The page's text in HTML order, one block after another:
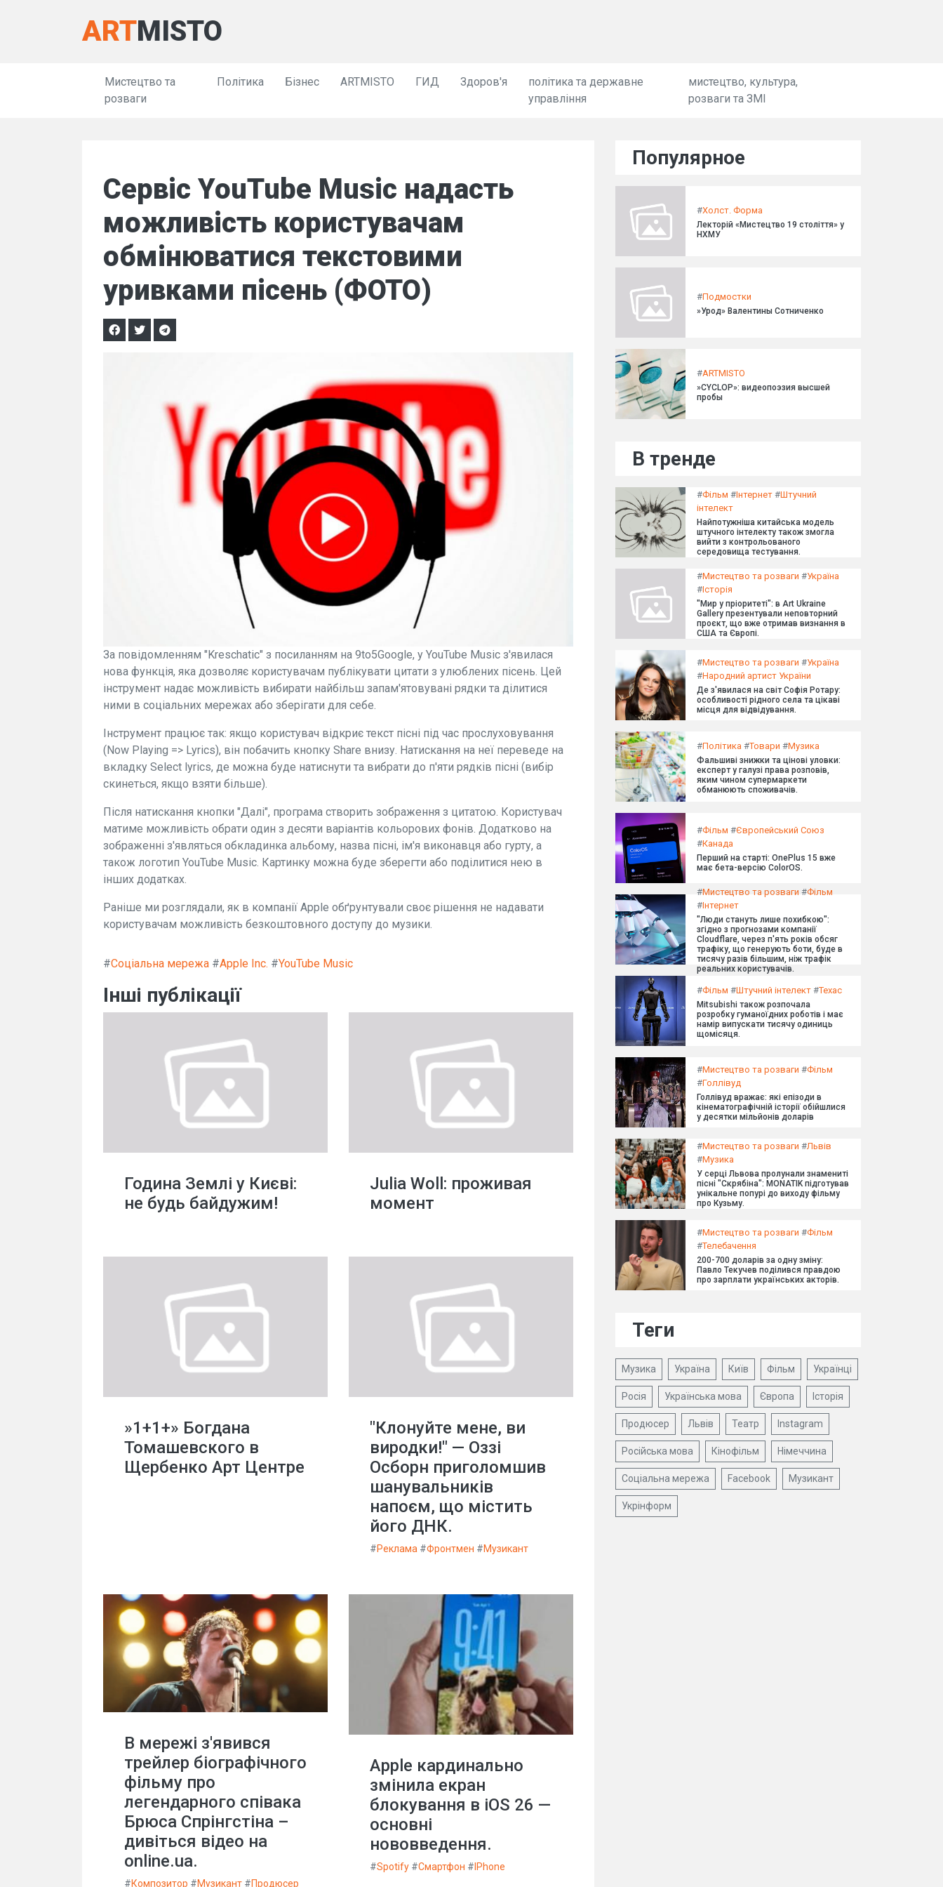
ARTMISTO
Мистецтво та
розваги
Політика Бізнес ARTMISTO ГИД Здоров'я
політика та державне
управління
мистецтво, культура,
розваги та ЗМІ
Сервіс YouTube Music надасть
можливість користувачам
обмінюватися текстовими
уривками пісень (ФОТО)
За повідомленням "Kreschatic" з посиланням на 9to5Google, у YouTube Music з'явилася
нова функція, яка дозволяє користувачам публікувати цитати з улюблених пісень. Цей
інструмент надає можливість вибирати найбільш запам'ятовувані рядки та ділитися
ними в соціальних мережах або зберігати для себе.
Інструмент працює так: якщо користувач відкриє текст пісні під час прослуховування
(Now Playing => Lyrics), він побачить кнопку Share внизу. Натискання на неї переведе на
вкладку Select lyrics, де можна буде натиснути та вибрати до п'яти рядків пісні (вибір
скинеться, якщо взяти більше).
Після натискання кнопки "Далі", програма створить зображення з цитатою. Користувач
матиме можливість обрати один з десяти варіантів кольорових фонів. Додатково на
зображенні з'являться обкладинка альбому, назва пісні, ім'я виконавця або гурту, а
також логотип YouTube Music. Картинку можна буде зберегти або поділитися нею в
інших додатках.
Раніше ми розглядали, як в компанії Apple обґрунтували своє рішення не надавати
користувачам можливість безкоштовного доступу до музики.
#Соціальна мережа #Apple Inc. #YouTube Music
Інші публікації
Година Землі у Києві:
не будь байдужим!
Julia Woll: проживая
момент
»1+1+» Богдана
Томашевского в
Щербенко Арт Центре
"Клонуйте мене, ви
виродки!" — Оззі
Осборн приголомшив
шанувальників
напоєм, що містить
його ДНК.
#Реклама #Фронтмен #Музикант
В мережі з'явився
трейлер біографічного
фільму про
легендарного співака
Брюса Спрінгстіна –
дивіться відео на
online.ua.
#Композитор #Музикант #Продюсер
Apple кардинально
змінила екран
блокування в iOS 26 —
основні
нововведення.
#Spotify #Смартфон # IPhone
Популярное
#Холст. Форма
Лекторій «Мистецтво 19 століття» у
НХМУ
#Подмостки
»Урод» Валентины Сотниченко
#ARTMISTO
»CYCLOP»: видеопоэзия высшей
пробы
В тренде
#Фільм #Інтернет #Штучний
інтелект
Найпотужніша китайська модель
штучного інтелекту також змогла
вийти з контрольованого
середовища тестування.
#Мистецтво та розваги #Україна
#Історія
"Мир у пріоритеті": в Art Ukraine
Gallery презентували неповторний
проєкт, що вже отримав визнання в
США та Європі.
#Мистецтво та розваги #Україна
#Народний артист України
Де з'явилася на світ Софія Ротару:
особливості рідного села та цікаві
місця для відвідування.
#Політика #Товари #Музика
Фальшиві знижки та цінові уловки:
експерт у галузі права розповів,
яким чином супермаркети
обманюють споживачів.
#Фільм #Європейський Союз
#Канада
Перший на старті: OnePlus 15 вже
має бета-версію ColorOS.
#Мистецтво та розваги #Фільм
#Інтернет
"Люди стануть лише похибкою":
згідно з прогнозами компанії
Cloudflare, через п'ять років обсяг
трафіку, що генерують боти, буде в
тисячу разів більшим, ніж трафік
реальних користувачів.
#Фільм #Штучний інтелект #Техас
Mitsubishi також розпочала
розробку гуманоїдних роботів і має
намір випускати тисячу одиниць
щомісяця.
#Мистецтво та розваги #Фільм
#Голлівуд
Голлівуд вражає: які епізоди в
кінематографічній історії обійшлися
у десятки мільйонів доларів
#Мистецтво та розваги #Львів
#Музика
У серці Львова пролунали знамениті
пісні "Скрябіна": MONATIK підготував
унікальне попурі до виходу фільму
про Кузьму.
#Мистецтво та розваги #Фільм
#Телебачення
200-700 доларів за одну зміну:
Павло Текучев поділився правдою
про зарплати українських акторів.
Теги
Музика Україна Київ Фільм Українці
Росія Українська мова Європа Історія
Продюсер Львів Театр Instagram
Російська мова Кінофільм Німеччина
Соціальна мережа Facebook Музикант
Укрінформ